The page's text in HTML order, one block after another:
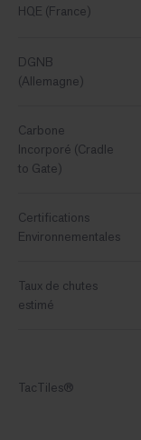
HQE (France)
DGNB
(Allemagne)
Carbone
Incorporé (Cradle
to Gate)
Certifications
Environnementales
Taux de chutes
estimé
TacTiles®